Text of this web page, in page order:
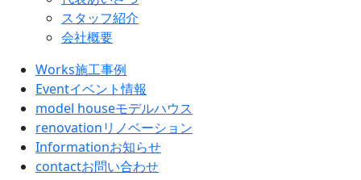
スタッフ紹介
会社概要
Works施工事例
Eventイベント情報
model houseモデルハウス
renovationリノベーション
Informationお知らせ
contactお問い合わせ